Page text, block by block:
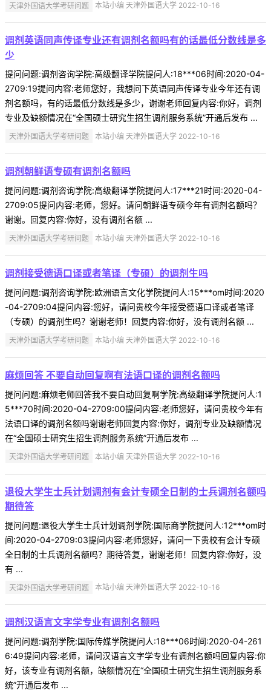
天津外国语大学考研问题 本站小编 天津外国语大学 2022-10-16
调剂英语同声传译专业还有调剂名额吗有的话最低分数线是多
少
提问问题:调剂咨询学院:高级翻译学院提问人:18***06时间:2020-04-
2709:19提问内容:老师您好，我想问下英语同声传译专业今年还有调
剂名额吗，有的话最低分数线是多少，谢谢老师回复内容:你好，调剂
专业及缺额情况在“全国硕士研究生招生调剂服务系统”开通后发布 ...
天津外国语大学考研问题 本站小编 天津外国语大学 2022-10-16
调剂朝鲜语专硕有调剂名额吗
提问问题:调剂咨询学院:高级翻译学院提问人:17***21时间:2020-04-
2709:05提问内容:老师，您好。请问朝鲜语专硕今年有调剂名额吗？
谢谢。回复内容:你好，没有调剂名额 ...
天津外国语大学考研问题 本站小编 天津外国语大学 2022-10-16
调剂接受德语口译或者笔译（专硕）的调剂生吗
提问问题:调剂咨询学院:欧洲语言文化学院提问人:15***om时间:2020
-04-2709:04提问内容:您好，请问贵校今年接受德语口译或者笔译
（专硕）的调剂生吗？谢谢老师！回复内容:你好，没有调剂名额 ...
天津外国语大学考研问题 本站小编 天津外国语大学 2022-10-16
麻烦回答 不要自动回复啊有法语口译的调剂名额吗
提问问题:麻烦老师回答我不要自动回复啊学院:高级翻译学院提问人:1
5***70时间:2020-04-2709:00提问内容:老师您好，请问贵校今年有
法语口译的调剂名额吗谢谢老师回复内容:你好，调剂专业及缺额情况
在“全国硕士研究生招生调剂服务系统”开通后发布 ...
天津外国语大学考研问题 本站小编 天津外国语大学 2022-10-16
退役大学生士兵计划调剂有会计专硕全日制的士兵调剂名额吗
期待答
提问问题:退役大学生士兵计划调剂学院:国际商学院提问人:12***om时
间:2020-04-2709:03提问内容:老师您好，请问一下贵校有会计专硕
全日制的士兵调剂名额吗？期待答复，谢谢老师！回复内容:你好，没
有 ...
天津外国语大学考研问题 本站小编 天津外国语大学 2022-10-16
调剂汉语言文字学专业有调剂名额吗
提问问题:调剂学院:国际传媒学院提问人:18***06时间:2020-04-261
6:49提问内容:老师，请问汉语言文字学专业有调剂名额吗回复内容:你
好，该专业有调剂名额，缺额情况在“全国硕士研究生招生调剂服务系
统”开通后发布 ...